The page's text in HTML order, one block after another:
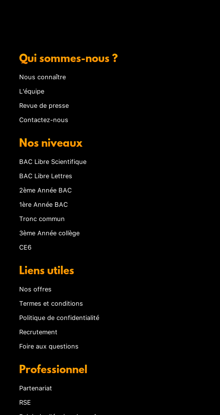
Qui sommes-nous ?
Nous connaître
L'équipe
Revue de presse
Contactez-nous
Nos niveaux
BAC Libre Scientifique
BAC Libre Lettres
2ème Année BAC
1ère Année BAC
Tronc commun
3ème Année collège
CE6
Liens utiles
Nos offres
Termes et conditions
Politique de confidentialité
Recrutement
Foire aux questions
Professionnel
Partenariat
RSE